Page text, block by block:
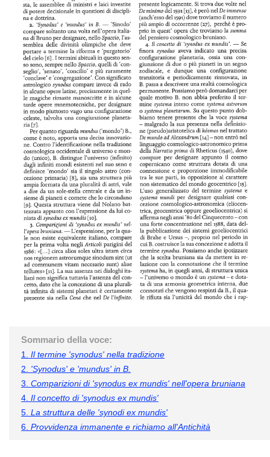
Sommario della voce:
1. Il termine 'synodus' nella tradizione
2. 'Synodus' e 'mundus' in B.
3. Comparizioni di 'synodus ex mundis' nell'opera bruniana
4. Il concetto di 'synodus ex mundis'
5. La struttura delle 'synodi ex mundis'
6. Provvidenza immanente e richiamo all'Antichità